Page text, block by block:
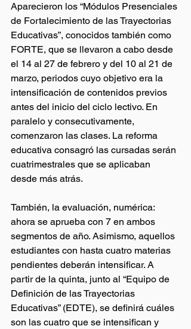
Aparecieron los “Módulos Presenciales
de Fortalecimiento de las Trayectorias
Educativas”, conocidos también como
FORTE, que se llevaron a cabo desde
el 14 al 27 de febrero y del 10 al 21 de
marzo, periodos cuyo objetivo era la
intensificación de contenidos previos
antes del inicio del ciclo lectivo. En
paralelo y consecutivamente,
comenzaron las clases. La reforma
educativa consagró las cursadas serán
cuatrimestrales que se aplicaban
desde más atrás.
También, la evaluación, numérica:
ahora se aprueba con 7 en ambos
segmentos de año. Asimismo, aquellos
estudiantes con hasta cuatro materias
pendientes deberán intensificar. A
partir de la quinta, junto al “Equipo de
Definición de las Trayectorias
Educativas” (EDTE), se definirá cuáles
son las cuatro que se intensifican y